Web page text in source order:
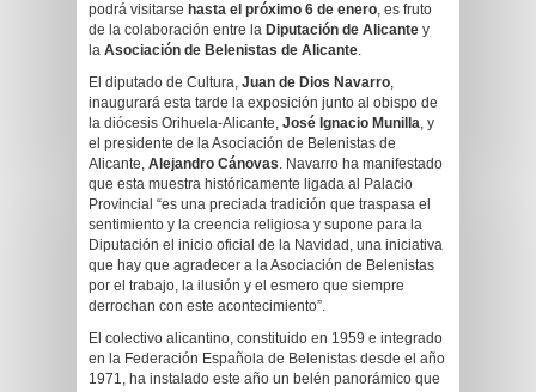
podrá visitarse hasta el próximo 6 de enero, es fruto
de la colaboración entre la Diputación de Alicante y
la Asociación de Belenistas de Alicante.
El diputado de Cultura, Juan de Dios Navarro,
inaugurará esta tarde la exposición junto al obispo de
la diócesis Orihuela-Alicante, José Ignacio Munilla, y
el presidente de la Asociación de Belenistas de
Alicante, Alejandro Cánovas. Navarro ha manifestado
que esta muestra históricamente ligada al Palacio
Provincial “es una preciada tradición que traspasa el
sentimiento y la creencia religiosa y supone para la
Diputación el inicio oficial de la Navidad, una iniciativa
que hay que agradecer a la Asociación de Belenistas
por el trabajo, la ilusión y el esmero que siempre
derrochan con este acontecimiento”.
El colectivo alicantino, constituido en 1959 e integrado
en la Federación Española de Belenistas desde el año
1971, ha instalado este año un belén panorámico que